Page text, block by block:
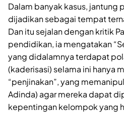
Dalam banyak kasus, jantung
dijadikan sebagai tempat
Dan itu sejalan dengan kritik
pendidikan, ia mengatakan
yang didalamnya terdapat
(kaderisasi) selama ini hanya
“penjinakan”, yang
Adinda) agar mereka dapat
kepentingan kelompok yang